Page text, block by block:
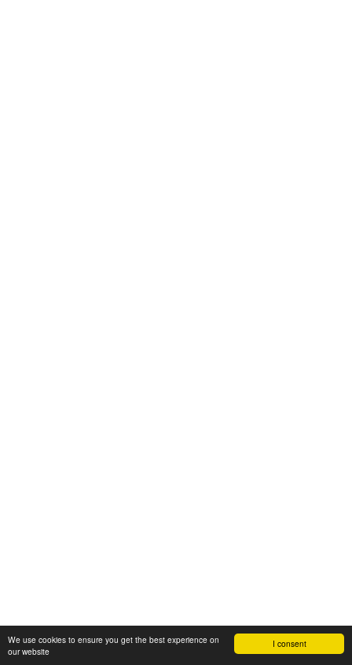
I consent
We use cookies to ensure you get the best experience on
our website